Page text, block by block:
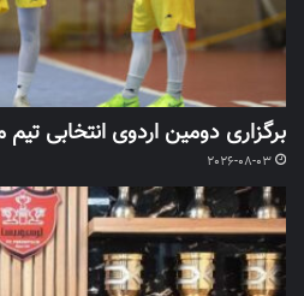
برگزاری دومین اردوی انتخابی
2026-08-03